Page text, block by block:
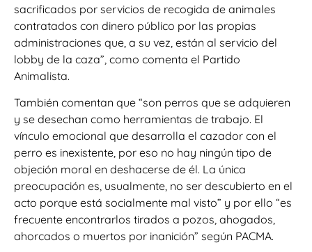
sacrificados por servicios de recogida de animales
contratados con dinero público por las propias
administraciones que, a su vez, están al servicio del
lobby de la caza”, como comenta el Partido
Animalista.
También comentan que “son perros que se adquieren
y se desechan como herramientas de trabajo. El
vínculo emocional que desarrolla el cazador con el
perro es inexistente, por eso no hay ningún tipo de
objeción moral en deshacerse de él. La única
preocupación es, usualmente, no ser descubierto en el
acto porque está socialmente mal visto” y por ello “es
frecuente encontrarlos tirados a pozos, ahogados,
ahorcados o muertos por inanición” según PACMA.